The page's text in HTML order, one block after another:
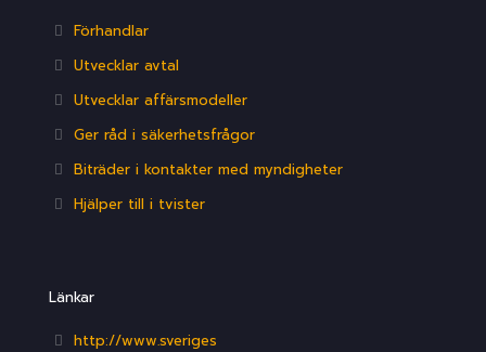
Förhandlar
Utvecklar avtal
Utvecklar affärsmodeller
Ger råd i säkerhetsfrågor
Biträder i kontakter med myndigheter
Hjälper till i tvister
Länkar
http://www.sveriges